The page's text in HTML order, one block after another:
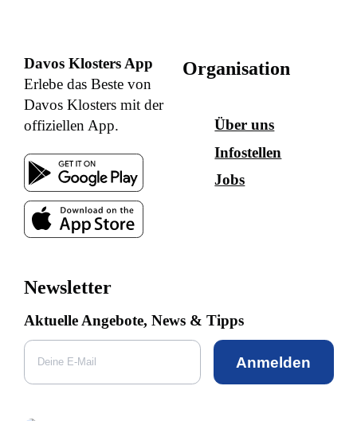
Davos Klosters App
Erlebe das Beste von
Davos Klosters mit der
offiziellen App.
Organisation
Über uns
Infostellen
Jobs
Newsletter
Aktuelle Angebote, News & Tipps
Anmelden